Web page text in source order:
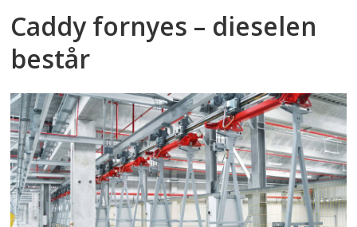
Caddy fornyes – dieselen
består